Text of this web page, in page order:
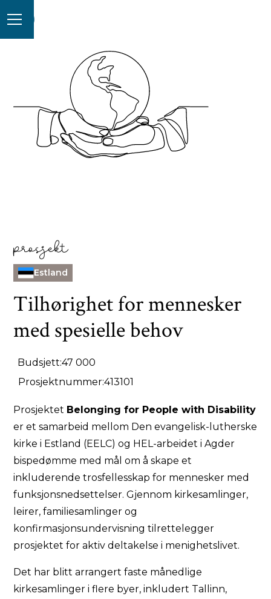
prosjekt
Estland
Tilhørighet for mennesker
med spesielle behov
Budsjett:47 000
Prosjektnummer:413101
Prosjektet Belonging for People with Disability
er et samarbeid mellom Den evangelisk-lutherske
kirke i Estland (EELC) og HEL-arbeidet i Agder
bispedømme med mål om å skape et
inkluderende trosfellesskap for mennesker med
funksjonsnedsettelser. Gjennom kirkesamlinger,
leirer, familiesamlinger og
konfirmasjonsundervisning tilrettelegger
prosjektet for aktiv deltakelse i menighetslivet.
Det har blitt arrangert faste månedlige
kirkesamlinger i flere byer, inkludert Tallinn,